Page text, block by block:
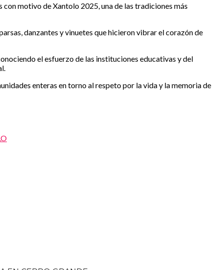
motivo de Xantolo 2025, una de las tradiciones más
danzantes y vinuetes que hicieron vibrar el corazón de
el esfuerzo de las instituciones educativas y del
enteras en torno al respeto por la vida y la memoria de